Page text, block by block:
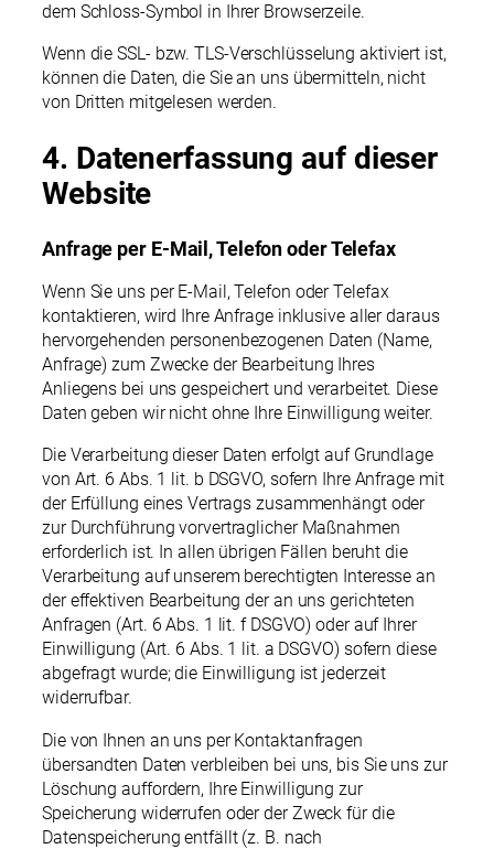
dem Schloss-Symbol in Ihrer Browserzeile.
Wenn die SSL- bzw. TLS-Verschlüsselung aktiviert ist,
können die Daten, die Sie an uns übermitteln, nicht
von Dritten mitgelesen werden.
4. Datenerfassung auf dieser
Website
Anfrage per E-Mail, Telefon oder Telefax
Wenn Sie uns per E-Mail, Telefon oder Telefax
kontaktieren, wird Ihre Anfrage inklusive aller daraus
hervorgehenden personenbezogenen Daten (Name,
Anfrage) zum Zwecke der Bearbeitung Ihres
Anliegens bei uns gespeichert und verarbeitet. Diese
Daten geben wir nicht ohne Ihre Einwilligung weiter.
Die Verarbeitung dieser Daten erfolgt auf Grundlage
von Art. 6 Abs. 1 lit. b DSGVO, sofern Ihre Anfrage mit
der Erfüllung eines Vertrags zusammenhängt oder
zur Durchführung vorvertraglicher Maßnahmen
erforderlich ist. In allen übrigen Fällen beruht die
Verarbeitung auf unserem berechtigten Interesse an
der effektiven Bearbeitung der an uns gerichteten
Anfragen (Art. 6 Abs. 1 lit. f DSGVO) oder auf Ihrer
Einwilligung (Art. 6 Abs. 1 lit. a DSGVO) sofern diese
abgefragt wurde; die Einwilligung ist jederzeit
widerrufbar.
Die von Ihnen an uns per Kontaktanfragen
übersandten Daten verbleiben bei uns, bis Sie uns zur
Löschung auffordern, Ihre Einwilligung zur
Speicherung widerrufen oder der Zweck für die
Datenspeicherung entfällt (z. B. nach